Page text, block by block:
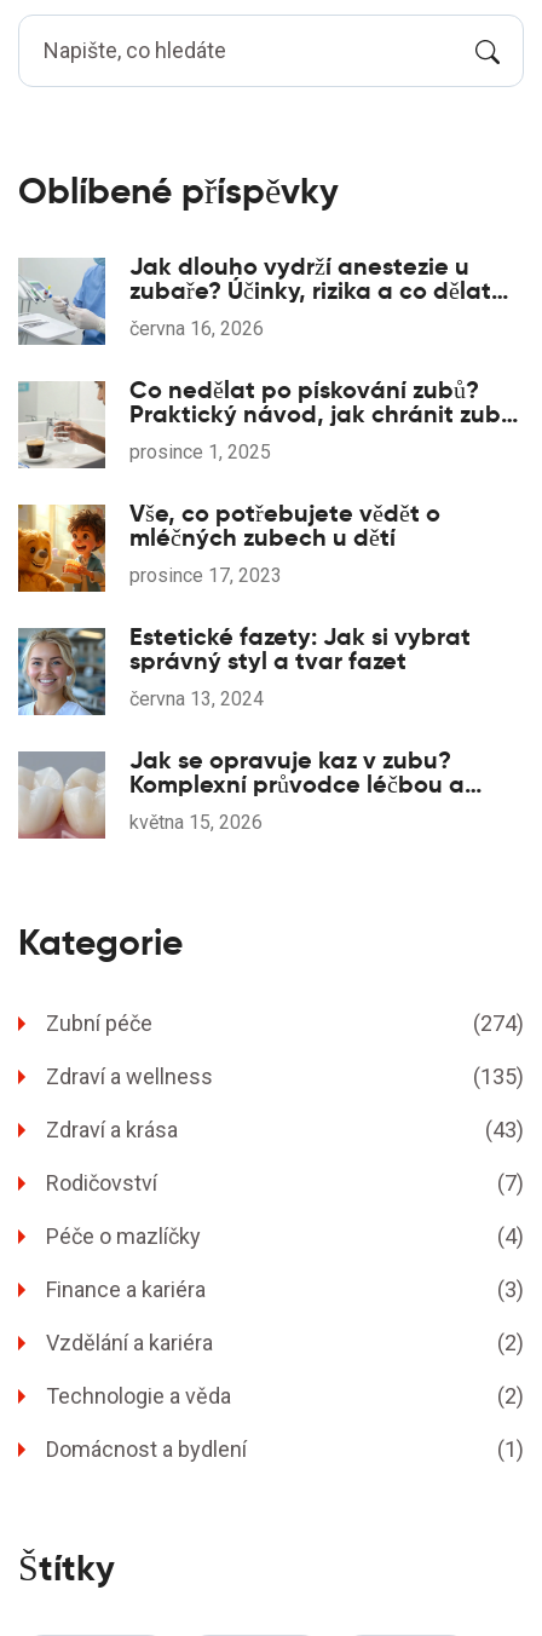
Oblíbené příspěvky
Jak dlouho vydrží anestezie u
zubaře? Účinky, rizika a co dělat
po zákroku
června 16, 2026
Co nedělat po pískování zubů?
Praktický návod, jak chránit zuby
po očištění
prosince 1, 2025
Vše, co potřebujete vědět o
mléčných zubech u dětí
prosince 17, 2023
Estetické fazety: Jak si vybrat
správný styl a tvar fazet
června 13, 2024
Jak se opravuje kaz v zubu?
Komplexní průvodce léčbou a
prevencí
května 15, 2026
Kategorie
Zubní péče (274)
Zdraví a wellness (135)
Zdraví a krása (43)
Rodičovství (7)
Péče o mazlíčky (4)
Finance a kariéra (3)
Vzdělání a kariéra (2)
Technologie a věda (2)
Domácnost a bydlení (1)
Štítky